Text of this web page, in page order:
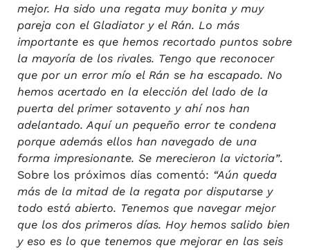
mejor. Ha sido una regata muy bonita y muy
pareja con el Gladiator y el Rán. Lo más
importante es que hemos recortado puntos sobre
la mayoría de los rivales. Tengo que reconocer
que por un error mío el Rán se ha escapado. No
hemos acertado en la elección del lado de la
puerta del primer sotavento y ahí nos han
adelantado. Aquí un pequeño error te condena
porque además ellos han navegado de una
forma impresionante. Se merecieron la victoria”.
Sobre los próximos días comentó: “Aún queda
más de la mitad de la regata por disputarse y
todo está abierto. Tenemos que navegar mejor
que los dos primeros días. Hoy hemos salido bien
y eso es lo que tenemos que mejorar en las seis